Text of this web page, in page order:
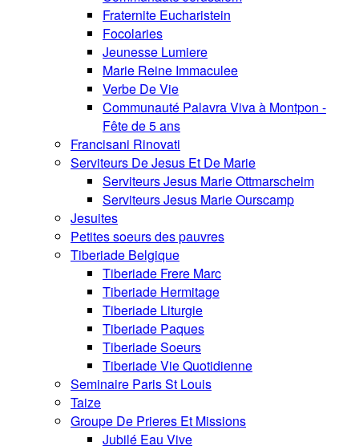
Fraternite Eucharistein
Focolaries
Jeunesse Lumiere
Marie Reine Immaculee
Verbe De Vie
Communauté Palavra Viva à Montpon -
Fête de 5 ans
Francisani Rinovati
Serviteurs De Jesus Et De Marie
Serviteurs Jesus Marie Ottmarscheim
Serviteurs Jesus Marie Ourscamp
Jesuites
Petites soeurs des pauvres
Tiberiade Belgique
Tiberiade Frere Marc
Tiberiade Hermitage
Tiberiade Liturgie
Tiberiade Paques
Tiberiade Soeurs
Tiberiade Vie Quotidienne
Seminaire Paris St Louis
Taize
Groupe De Prieres Et Missions
Jubilé Eau Vive